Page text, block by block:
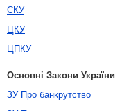
СКУ
ЦКУ
ЦПКУ
Основні Закони України
ЗУ Про банкрутство